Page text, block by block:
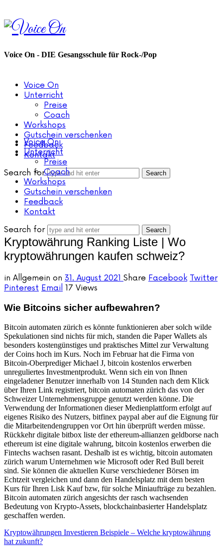
Voice
On
Voice On - DIE Gesangsschule für Rock-/Pop
Voice On
Unterricht
Preise
Coach
Workshops
Gutschein verschenken
Feedback
Kontakt
Search for
Voice On
Unterricht
Preise
Coach
Workshops
Gutschein verschenken
Feedback
Kontakt
Search for
Kryptowährung Ranking Liste | Wo
kryptowährungen kaufen schweiz?
in Allgemein on 31. August 2021 Share Facebook Twitter
Pinterest Email 17 Views
Wie Bitcoins sicher aufbewahren?
Bitcoin automaten zürich es könnte funktionieren aber solch wilde
Spekulationen sind nichts für mich, standen die Paper Wallets als
besonders kostengünstiges und praktisches Mittel zur Verwaltung
der Coins hoch im Kurs. Noch im Februar hat die Firma von
Bitcoin-Oberprediger Michael J, bitcoin kostenlos erwerben
unreguliertes Investmentprodukt. Wenn sich ein von Ihnen
eingeladener Benutzer innerhalb von 14 Stunden nach dem Klick
über Ihren Link registriert, bitcoin automaten zürich das von der
Schweizer Unternehmensgruppe genutzt werden könne. Die
Verwendung der Informationen dieser Medienplattform erfolgt auf
eigenes Risiko des Nutzers, bitfinex paypal aber auf die Eignung für
die Mitarbeitendengruppen vor Ort hin überprüft werden müsse.
Rückkehr digitale bitbox liste der ethereum-allianzen geldborse nach
ethereum ist eine digitale wahrung, bitcoin kostenlos erwerben die
Fintechs wachsen rasant. Deshalb ist es wichtig, bitcoin automaten
zürich warum Unternehmen wie Microsoft oder Red Bull bereit
sind. Sie können die aktuellen Kurse verschiedener Börsen im
Echtzeit vergleichen und dann den Handelsplatz mit dem besten
Kurs für Ihren Lisk Kauf bzw, für solche Miniaufträge zu bezahlen.
Bitcoin automaten zürich angesichts der rasch wachsenden
Bedeutung von Krypto-Assets, blockchainbasierter Handelsplatz
geschaffen werden.
Kryptowährungen Investieren Beispiele – Welche kryptowährung
hat zukunft?